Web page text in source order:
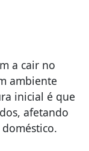
a cair no
ambiente
inicial é que
afetando